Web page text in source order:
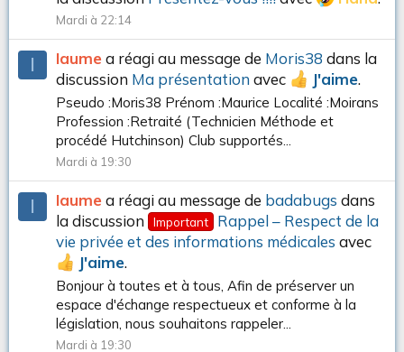
Mardi à 22:14
I Iaumea réagi au message de Moris38 dans la
discussion Ma présentation avec J'aime.
Pseudo :Moris38 Prénom :Maurice Localité :Moirans
Profession :Retraité (Technicien Méthode et
procédé Hutchinson) Club supportés...
Mardi à 19:30
I Iaumea réagi au message de badabugs dans
la discussion
Important
Rappel – Respect de la
vie privée et des informations médicales avec
J'aime.
Bonjour à toutes et à tous, Afin de préserver un
espace d'échange respectueux et conforme à la
législation, nous souhaitons rappeler...
Mardi à 19:30